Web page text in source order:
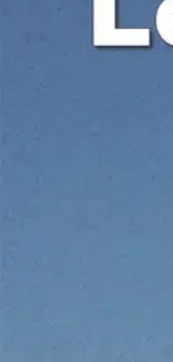
Ilmainen toimitus